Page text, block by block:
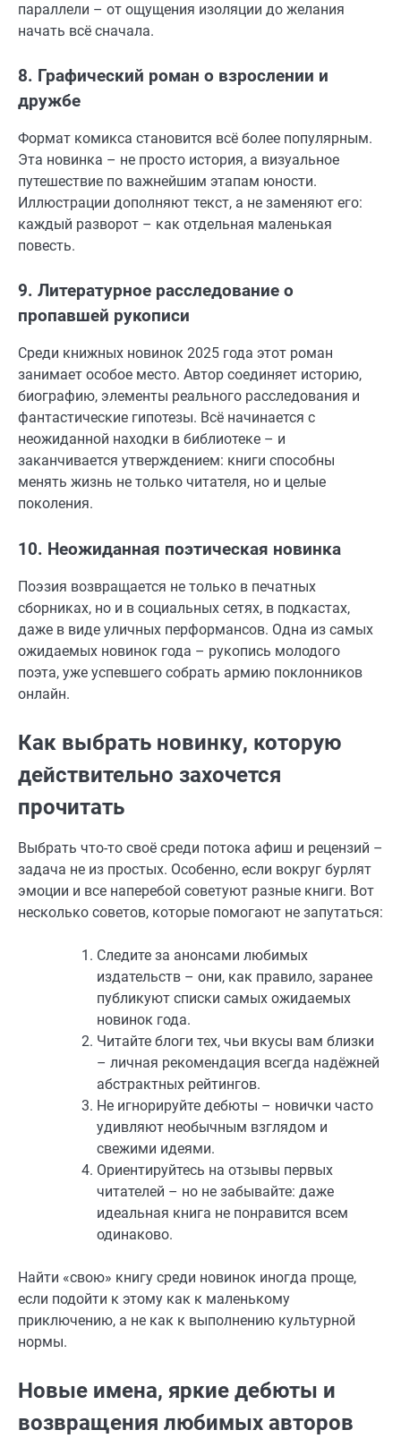
параллели – от ощущения изоляции до желания
начать всё сначала.
8. Графический роман о взрослении и
дружбе
Формат комикса становится всё более популярным.
Эта новинка – не просто история, а визуальное
путешествие по важнейшим этапам юности.
Иллюстрации дополняют текст, а не заменяют его:
каждый разворот – как отдельная маленькая
повесть.
9. Литературное расследование о
пропавшей рукописи
Среди книжных новинок 2025 года этот роман
занимает особое место. Автор соединяет историю,
биографию, элементы реального расследования и
фантастические гипотезы. Всё начинается с
неожиданной находки в библиотеке – и
заканчивается утверждением: книги способны
менять жизнь не только читателя, но и целые
поколения.
10. Неожиданная поэтическая новинка
Поэзия возвращается не только в печатных
сборниках, но и в социальных сетях, в подкастах,
даже в виде уличных перформансов. Одна из самых
ожидаемых новинок года – рукопись молодого
поэта, уже успевшего собрать армию поклонников
онлайн.
Как выбрать новинку, которую
действительно захочется
прочитать
Выбрать что-то своё среди потока афиш и рецензий –
задача не из простых. Особенно, если вокруг бурлят
эмоции и все наперебой советуют разные книги. Вот
несколько советов, которые помогают не запутаться:
Следите за анонсами любимых
издательств – они, как правило, заранее
публикуют списки самых ожидаемых
новинок года.
Читайте блоги тех, чьи вкусы вам близки
– личная рекомендация всегда надёжней
абстрактных рейтингов.
Не игнорируйте дебюты – новички часто
удивляют необычным взглядом и
свежими идеями.
Ориентируйтесь на отзывы первых
читателей – но не забывайте: даже
идеальная книга не понравится всем
одинаково.
Найти «свою» книгу среди новинок иногда проще,
если подойти к этому как к маленькому
приключению, а не как к выполнению культурной
нормы.
Новые имена, яркие дебюты и
возвращения любимых авторов